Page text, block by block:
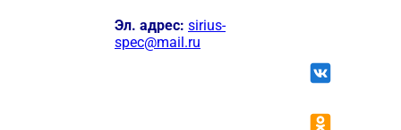
Эл. адрес: sirius-
spec@mail.ru